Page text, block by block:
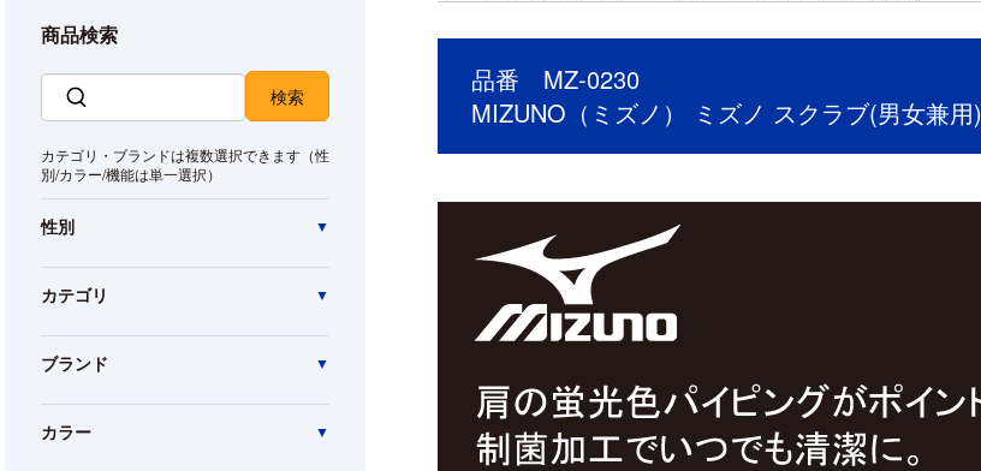
商品検索
カテゴリ・ブランドは複数選択できます（性
別/カラー/機能は単一選択）
性別
カテゴリ
ブランド
カラー
品番 MZ-0230
MIZUNO（ミズノ） ミズノ スクラブ(男女兼用)